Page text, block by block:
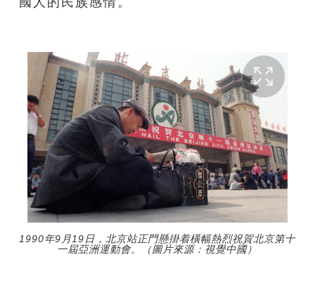
1990年9月19日，北京站正門懸掛着橫幅熱烈祝賀北京第十
一屆亞洲運動會。（圖片來源：視覺中國）